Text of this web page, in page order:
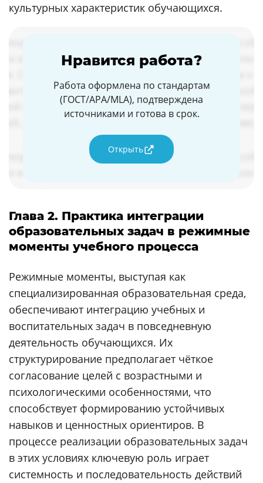
культурных характеристик обучающихся.
Нравится работа?
Работа оформлена по стандартам
(ГОСТ/APA/MLA), подтверждена
источниками и готова в срок.
Открыть
Глава 2. Практика интеграции
образовательных задач в режимные
моменты учебного процесса
Режимные моменты, выступая как
специализированная образовательная среда,
обеспечивают интеграцию учебных и
воспитательных задач в повседневную
деятельность обучающихся. Их
структурирование предполагает чёткое
согласование целей с возрастными и
психологическими особенностями, что
способствует формированию устойчивых
навыков и ценностных ориентиров. В
процессе реализации образовательных задач
в этих условиях ключевую роль играет
системность и последовательность действий